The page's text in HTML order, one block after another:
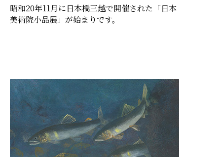
昭和20年11月に日本橋三越で開催された「日本
美術院小品展」が始まりです。